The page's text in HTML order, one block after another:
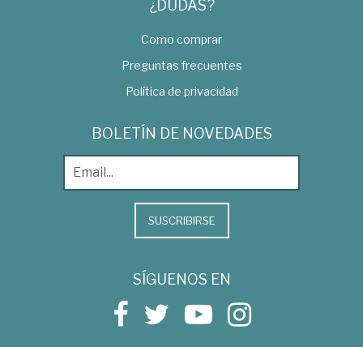
¿DUDAS?
Como comprar
Preguntas frecuentes
Política de privacidad
BOLETÍN DE NOVEDADES
SUSCRIBIRSE
SÍGUENOS EN